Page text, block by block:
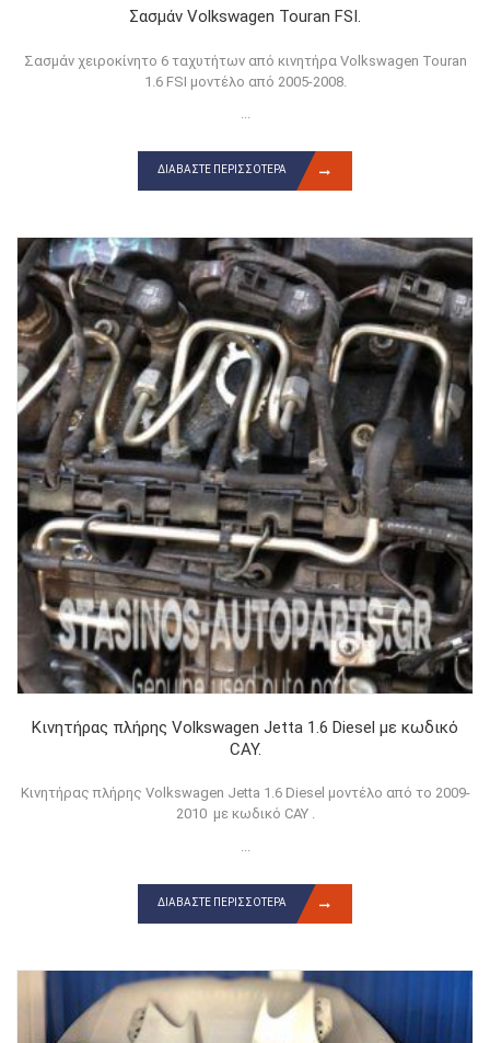
Σασμάν Volkswagen Touran FSI.
Σασμάν χειροκίνητο 6 ταχυτήτων από κινητήρα Volkswagen Touran
1.6 FSI μοντέλο από 2005-2008.
...
ΔΙΑΒΆΣΤΕ ΠΕΡΙΣΣΌΤΕΡΑ
Κινητήρας πλήρης Volkswagen Jetta 1.6 Diesel με κωδικό
CAY.
Κινητήρας πλήρης Volkswagen Jetta 1.6 Diesel μοντέλο από το 2009-
2010 με κωδικό CAY .
ΔΙΑΒΆΣΤΕ ΠΕΡΙΣΣΌΤΕΡΑ